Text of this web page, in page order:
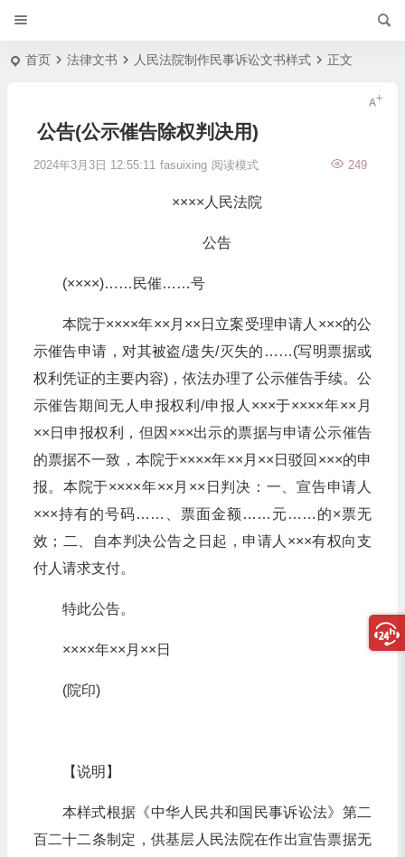
首页 法律文书 人民法院制作民事诉讼文书样式 正文
公告(公示催告除权判决用)
2024年3月3日 12:55:11 fasuixing 249
阅读模式
××××人民法院
公告
(××××)……民催……号
本院于××××年××月××日立案受理申请人×××的公
示催告申请，对其被盗/遗失/灭失的……(写明票据或
权利凭证的主要内容)，依法办理了公示催告手续。公
示催告期间无人申报权利/申报人×××于××××年××月
××日申报权利，但因×××出示的票据与申请公示催告
的票据不一致，本院于××××年××月××日驳回×××的申
报。本院于××××年××月××日判决：一、宣告申请人
×××持有的号码……、票面金额……元……的×票无
效；二、自本判决公告之日起，申请人×××有权向支
付人请求支付。
特此公告。
××××年××月××日
(院印)
【说明】
本样式根据《中华人民共和国民事诉讼法》第二
百二十二条制定，供基层人民法院在作出宣告票据无